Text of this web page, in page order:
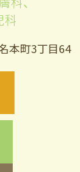
科
本町3丁目64